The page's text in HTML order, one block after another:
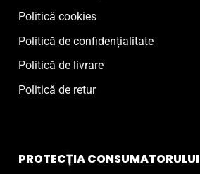
Politică cookies
Politică de confidențialitate
Politică de livrare
Politică de retur
PROTECȚIA CONSUMATORULUI